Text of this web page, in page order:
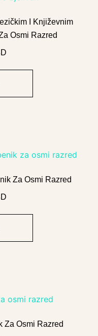
I Književnim
Osmi Razred
Za Osmi Razred
Za Osmi Razred